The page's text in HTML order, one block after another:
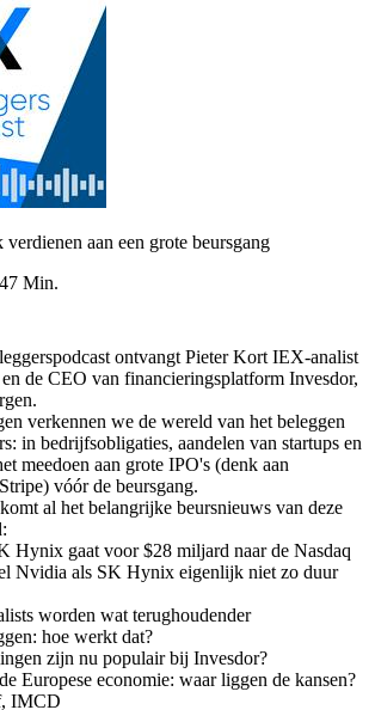
aan een grote beursgang
47 Min.
ontvangt Pieter Kort IEX-analist
de CEO van financieringsplatform Invesdor,
verkennen we de wereld van het beleggen
in bedrijfsobligaties, aandelen van startups en
meedoen aan grote IPO's (denk aan
vóór de beursgang.
al het belangrijke beursnieuws van deze
Hynix gaat voor $28 miljard naar de Nasdaq
Nvidia als SK Hynix eigenlijk niet zo duur
worden wat terughoudender
hoe werkt dat?
zijn nu populair bij Invesdor?
Europese economie: waar liggen de kansen?
IMCD